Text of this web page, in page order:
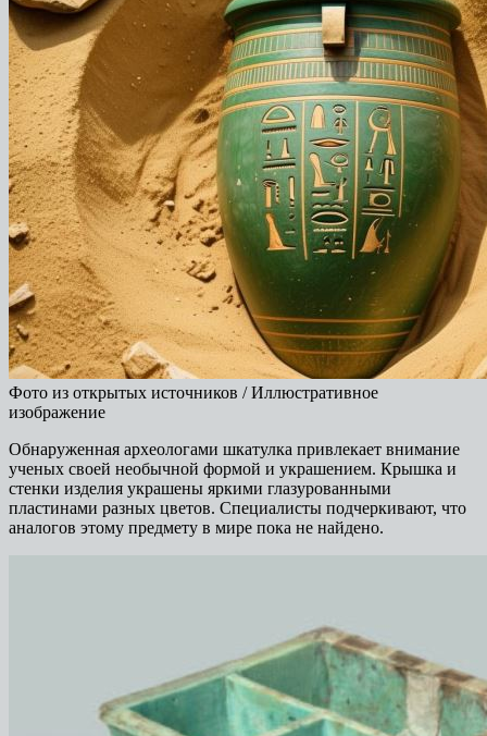
Фото из открытых источников / Иллюстративное
изображение
Обнаруженная археологами шкатулка привлекает внимание
ученых своей необычной формой и украшением. Крышка и
стенки изделия украшены яркими глазурованными
пластинами разных цветов. Специалисты подчеркивают, что
аналогов этому предмету в мире пока не найдено.